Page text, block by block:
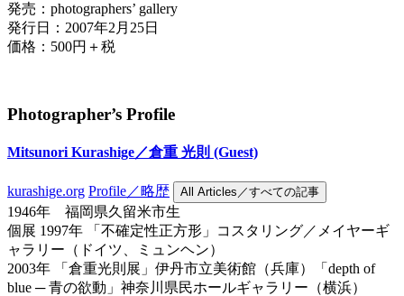
発売：photographers’ gallery
発行日：2007年2月25日
価格：500円＋税
Photographer’s Profile
Mitsunori Kurashige／倉重 光則 (Guest)
kurashige.org Profile／略歴 All Articles／すべての記事
1946年 福岡県久留米市生
個展 1997年 「不確定性正方形」コスタリング／メイヤーギ
ャラリー（ドイツ、ミュンヘン）
2003年 「倉重光則展」伊丹市立美術館（兵庫）「depth of
blue ─ 青の欲動」神奈川県民ホールギャラリー（横浜）